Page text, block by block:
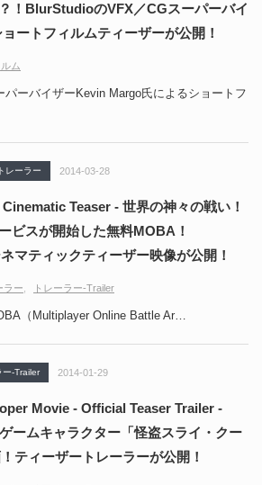
！BlurStudioのVFX／CGスーパーバイ
ートフィルムティーザーが公開！
ム
パーバイザーKevin Margo氏によるショートフ
レーラー 2014-03-28
Teaser - 世界の神々の戦い！
ビスが開始した無料MOBA！
マティックティーザー映像が公開！
ラー トレーラー-Trailer
（Multiplayer Online Battle Ar…
ー-Trailer 2014-01-29
Movie - Official Teaser Trailer -
ームキャラクター「怪盗スライ・クー
ティーザートレーラーが公開！